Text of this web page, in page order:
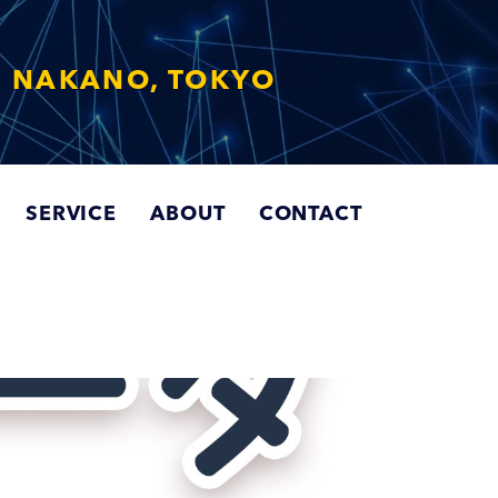
NAKANO, TOKYO
SERVICE ABOUT CONTACT